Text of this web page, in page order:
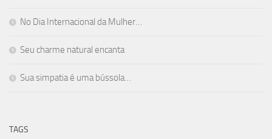
No Dia Internacional da Mulher…
Seu charme natural encanta
Sua simpatia é uma bússola…
TAGS